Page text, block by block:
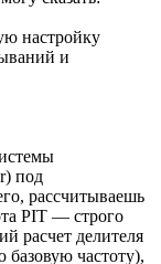
настройку
и
под
рассчитываешь
PIT — строго
расчет делителя
частоту),